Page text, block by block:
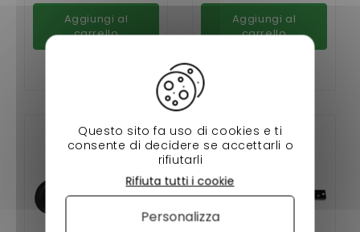
Aggiungi al
carrello
Aggiungi al
carrello
Questo sito fa uso di cookies e ti
consente di decidere se accettarli o
rifiutarli
Rifiuta tutti i cookie
Personalizza